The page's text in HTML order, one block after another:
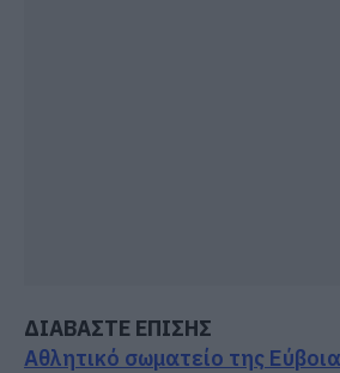
ΔΙΑΒΑΣΤΕ ΕΠΙΣΗΣ
Αθλητικό σωματείο της